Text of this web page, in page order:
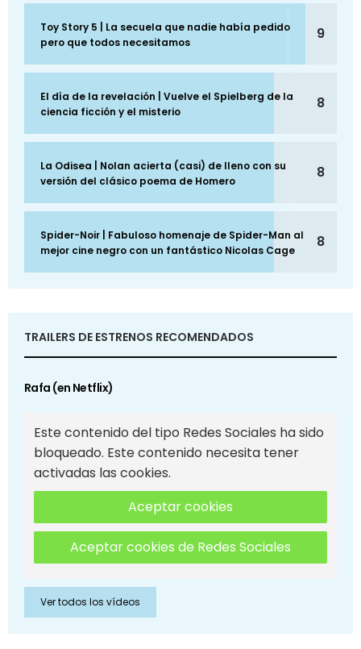
Toy Story 5 | La secuela que nadie había pedido
pero que todos necesitamos
9
El día de la revelación | Vuelve el Spielberg de la
ciencia ficción y el misterio
8
La Odisea | Nolan acierta (casi) de lleno con su
versión del clásico poema de Homero
8
Spider-Noir | Fabuloso homenaje de Spider-Man al
mejor cine negro con un fantástico Nicolas Cage
8
TRAILERS DE ESTRENOS RECOMENDADOS
Rafa (en Netflix)
Este contenido del tipo Redes Sociales ha sido
bloqueado. Este contenido necesita tener
activadas las cookies.
Aceptar cookies
Aceptar cookies de Redes Sociales
Ver todos los vídeos